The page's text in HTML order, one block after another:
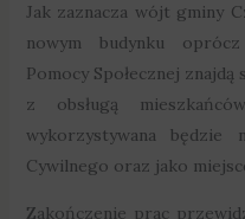
Jak zaznacza wójt gminy
nowym budynku
Pomocy Społecznej
z obsługą
wykorzystywana
Cywilnego oraz jako
Zakończenie prac